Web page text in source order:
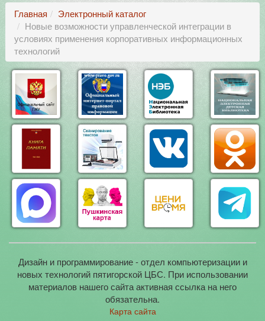
Главная
Электронный каталог
Новые возможности управленческой интеграции в
условиях применения корпоративных информационных
технологий
Дизайн и программирование - отдел компьютеризации и
новых технологий пятигорской ЦБС. При использовании
материалов нашего сайта активная ссылка на него
обязательна.
Карта сайта